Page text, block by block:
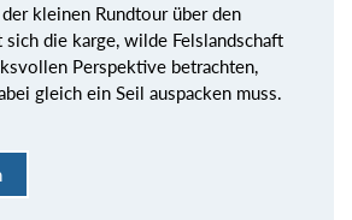
kleinen Rundtour über den
die karge, wilde Felslandschaft
Perspektive betrachten,
gleich ein Seil auspacken muss.